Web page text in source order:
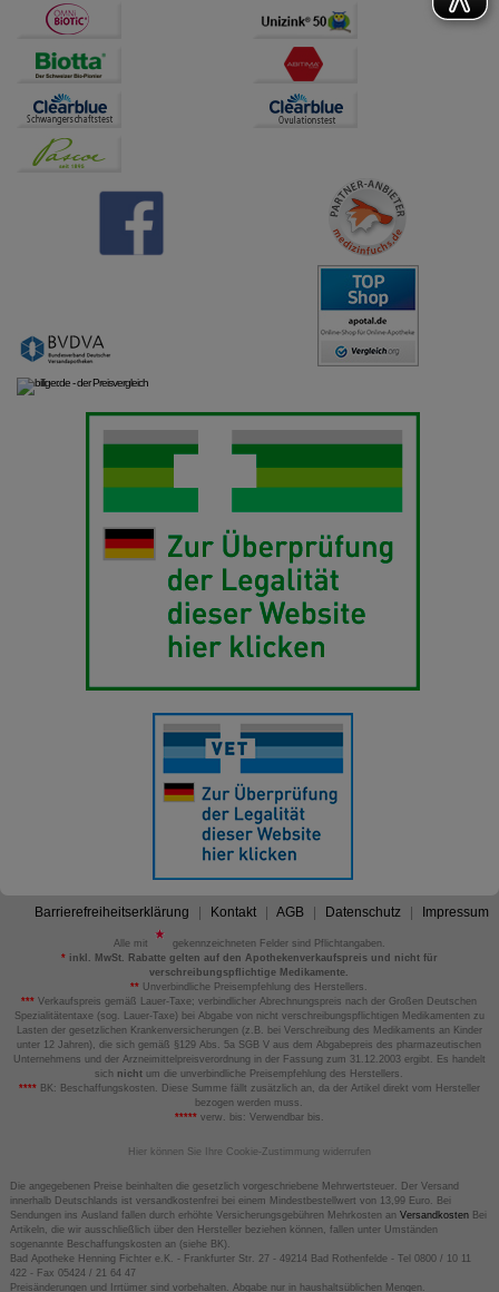
Barrierefreiheitserklärung Kontakt AGB Datenschutz Impressum
Alle mit
gekennzeichneten Felder sind Pflichtangaben.
*inkl. MwSt. Rabatte gelten auf den Apothekenverkaufspreis und nicht für
verschreibungspflichtige Medikamente.
** Unverbindliche Preisempfehlung des Herstellers.
*** Verkaufspreis gemäß Lauer-Taxe; verbindlicher Abrechnungspreis nach der Großen Deutschen
Spezialitätentaxe (sog. Lauer-Taxe) bei Abgabe von nicht verschreibungspflichtigen Medikamenten zu
Lasten der gesetzlichen Krankenversicherungen (z.B. bei Verschreibung des Medikaments an Kinder
unter 12 Jahren), die sich gemäß §129 Abs. 5a SGB V aus dem Abgabepreis des pharmazeutischen
Unternehmens und der Arzneimittelpreisverordnung in der Fassung zum 31.12.2003 ergibt. Es handelt
sich nicht um die unverbindliche Preisempfehlung des Herstellers.
****BK: Beschaffungskosten. Diese Summe fällt zusätzlich an, da der Artikel direkt vom Hersteller
bezogen werden muss.
*****verw. bis: Verwendbar bis.
Hier können Sie Ihre Cookie-Zustimmung widerrufen
Die angegebenen Preise beinhalten die gesetzlich vorgeschriebene Mehrwertsteuer. Der Versand
innerhalb Deutschlands ist versandkostenfrei bei einem Mindestbestellwert von 13,99 Euro. Bei
Sendungen ins Ausland fallen durch erhöhte Versicherungsgebühren Mehrkosten an VersandkostenBei
Artikeln, die wir ausschließlich über den Hersteller beziehen können, fallen unter Umständen
sogenannte Beschaffungskosten an (siehe BK).
Bad Apotheke Henning Fichter e.K. - Frankfurter Str. 27 - 49214 Bad Rothenfelde - Tel 0800 / 10 11
422 - Fax 05424 / 21 64 47
Preisänderungen und Irrtümer sind vorbehalten. Abgabe nur in haushaltsüblichen Mengen.